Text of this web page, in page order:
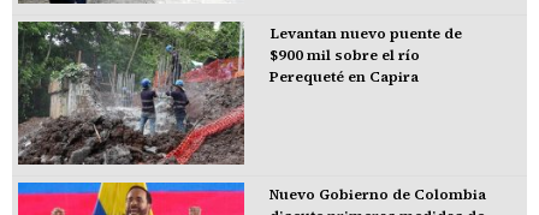
Levantan nuevo puente de
$900 mil sobre el río
Perequeté en Capira
Nuevo Gobierno de Colombia